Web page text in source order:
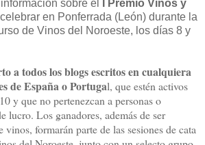
sobre el
I Premio Vinos y
en Ponferrada (León) durante la
de Vinos del Noroeste, los días 8 y
a todos los blogs escritos en cualquiera
de España o Portugal, que estén activos
y que no pertenezcan a personas o
lucro. Los ganadores, además de ser
vinos, formarán parte de las sesiones de cata